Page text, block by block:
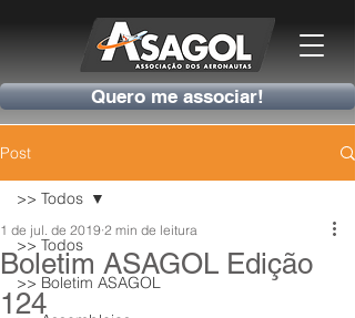
Quero me associar!
Post
>> Todos
>> Boletim ASAGOL
>> Todos
Boletim ASAGOL Edição
124
1 de jul. de 2019 2 min de leitura